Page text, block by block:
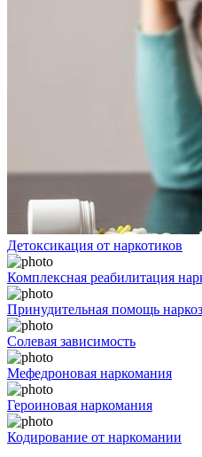
Детоксикация от наркотиков
Комплексная реабилитация
Принудительная помощь
Солевая зависимость
Мефедроновая наркомания
Героиновая наркомания
Кодирование от наркомании